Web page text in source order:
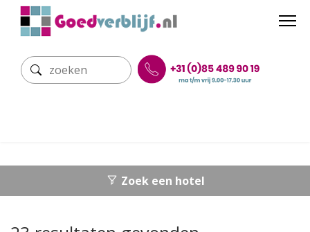
Zoek een hotel